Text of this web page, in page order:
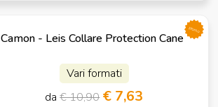
Camon - Leis Collare Protection Cane
Vari formati
da€ 10,90 € 7,63
promo